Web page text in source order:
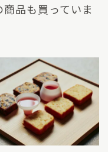
品も買っていま